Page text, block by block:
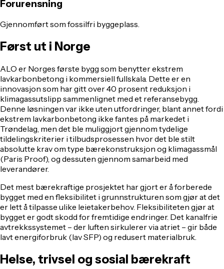
Forurensning
Gjennomført som fossilfri byggeplass.
Først ut i Norge
ALO er Norges første bygg som benytter ekstrem
lavkarbonbetong i kommersiell fullskala. Dette er en
innovasjon som har gitt over 40 prosent reduksjon i
klimagassutslipp sammenlignet med et referansebygg.
Denne løsningen var ikke uten utfordringer, blant annet fordi
ekstrem lavkarbonbetong ikke fantes på markedet i
Trøndelag, men det ble muliggjort gjennom tydelige
tildelingskriterier i tilbudsprosessen hvor det ble stilt
absolutte krav om type bærekonstruksjon og klimagassmål
(Paris Proof), og dessuten gjennom samarbeid med
leverandører.
Det mest bærekraftige prosjektet har gjort er å forberede
bygget med en fleksibilitet i grunnstrukturen som gjør at det
er lett å tilpasse ulike leietakerbehov. Fleksibiliteten gjør at
bygget er godt skodd for fremtidige endringer. Det kanalfrie
avtrekkssystemet – der luften sirkulerer via atriet – gir både
lavt energiforbruk (lav SFP) og redusert materialbruk.
Helse, trivsel og sosial bærekraft